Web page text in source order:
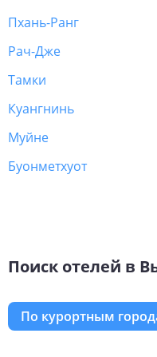
Пхань-Ранг
Рач-Дже
Тамки
Куангнинь
Муйне
Буонметхуот
Поиск отелей в
по курортным